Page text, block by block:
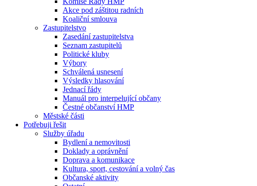
Akce pod záštitou radních
Koaliční smlouva
Zastupitelstvo
Zasedání zastupitelstva
Seznam zastupitelů
Politické kluby
Výbory
Schválená usnesení
Výsledky hlasování
Jednací řády
Manuál pro interpelující občany
Čestné občanství HMP
Městské části
Potřebuji řešit
Služby úřadu
Bydlení a nemovitosti
Doklady a oprávnění
Doprava a komunikace
Kultura, sport, cestování a volný čas
Občanské aktivity